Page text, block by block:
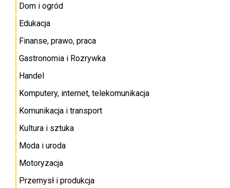
Dom i ogród
Edukacja
Finanse, prawo, praca
Gastronomia i Rozrywka
Handel
Komputery, internet, telekomunikacja
Komunikacja i transport
Kultura i sztuka
Moda i uroda
Motoryzacja
Przemysł i produkcja